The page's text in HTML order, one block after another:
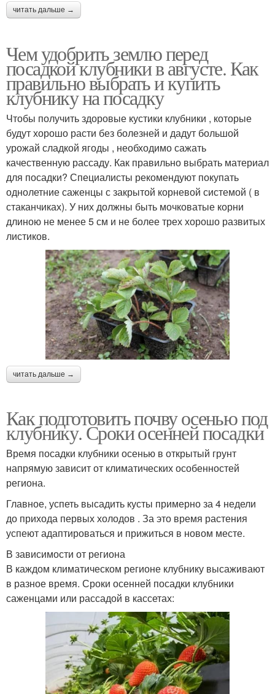
читать дальше →
Чем удобрить землю перед
посадкой клубники в августе. Как
правильно выбрать и купить
клубнику на посадку
Чтобы получить здоровые кустики клубники , которые
будут хорошо расти без болезней и дадут большой
урожай сладкой ягоды , необходимо сажать
качественную рассаду. Как правильно выбрать материал
для посадки? Специалисты рекомендуют покупать
однолетние саженцы с закрытой корневой системой ( в
стаканчиках). У них должны быть мочковатые корни
длиною не менее 5 см и не более трех хорошо развитых
листиков.
читать дальше →
Как подготовить почву осенью под
клубнику. Сроки осенней посадки
Время посадки клубники осенью в открытый грунт
напрямую зависит от климатических особенностей
региона.
Главное, успеть высадить кусты примерно за 4 недели
до прихода первых холодов . За это время растения
успеют адаптироваться и прижиться в новом месте.
В зависимости от региона
В каждом климатическом регионе клубнику высаживают
в разное время. Сроки осенней посадки клубники
саженцами или рассадой в кассетах: